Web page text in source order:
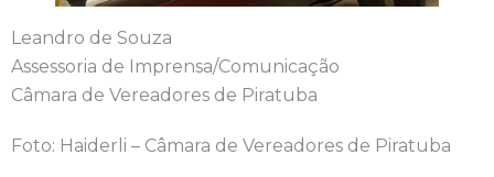
Leandro de Souza
Assessoria de Imprensa/Comunicação
Câmara de Vereadores de Piratuba
Foto: Haiderli – Câmara de Vereadores de Piratuba